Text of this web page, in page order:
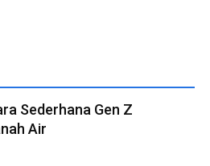
Sederhana Gen Z
Air